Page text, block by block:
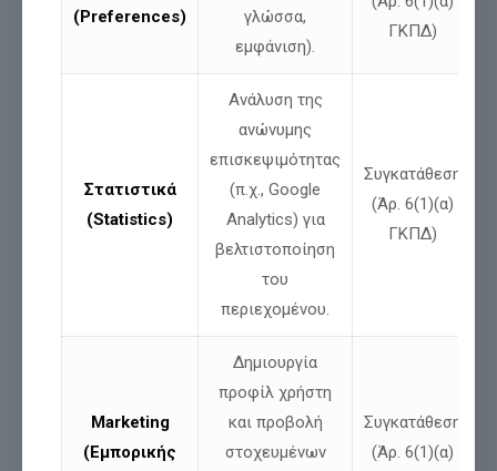
(Preferences)
γλώσσα,
εμφάνιση).
ΓΚΠΔ)
Στατιστικά
(Statistics)
Ανάλυση της
ανώνυμης
επισκεψιμότητας
(π.χ., Google
Analytics) για
βελτιστοποίηση
του
περιεχομένου.
Συγκατάθεση
(Άρ. 6(1)(α)
ΓΚΠΔ)
Marketing
(Εμπορικής
Δημιουργία
προφίλ χρήστη
και προβολή
στοχευμένων
Συγκατάθεση
(Άρ. 6(1)(α)